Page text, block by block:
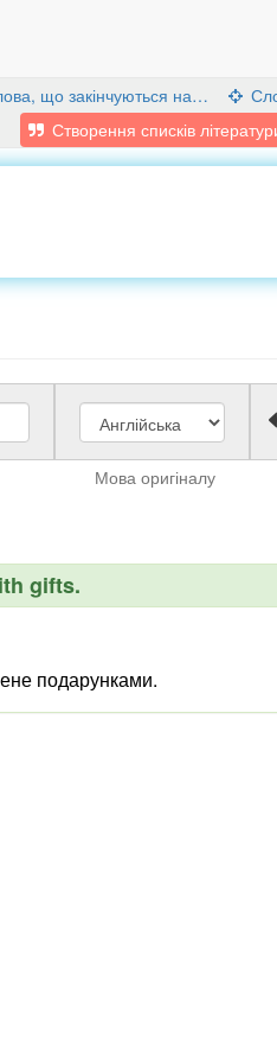
що закінчуються на…
Створення списків
Мова оригіналу
gifts.
подарунками.